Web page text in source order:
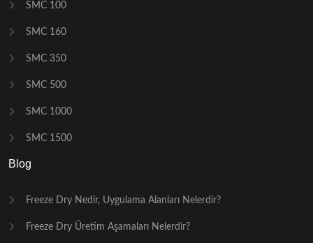
SMC 100
SMC 160
SMC 350
SMC 500
SMC 1000
SMC 1500
Blog
Freeze Dry Nedir, Uygulama Alanları Nelerdir?
Freeze Dry Üretim Aşamaları Nelerdir?